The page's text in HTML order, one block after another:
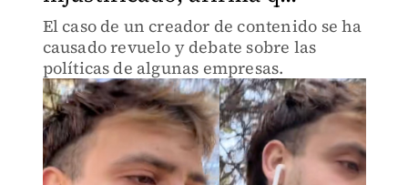
El caso de un creador de contenido se ha
causado revuelo y debate sobre las
políticas de algunas empresas.